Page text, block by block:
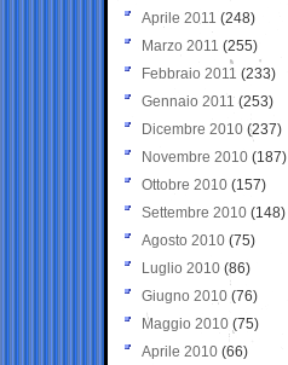
Aprile 2011 (248)
Marzo 2011 (255)
Febbraio 2011 (233)
Gennaio 2011 (253)
Dicembre 2010 (237)
Novembre 2010 (187)
Ottobre 2010 (157)
Settembre 2010 (148)
Agosto 2010 (75)
Luglio 2010 (86)
Giugno 2010 (76)
Maggio 2010 (75)
Aprile 2010 (66)